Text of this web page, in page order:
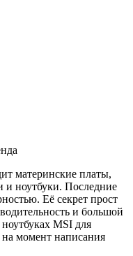
материнские платы,
и ноутбуки. Последние
Её секрет прост
и большой
MSI для
момент написания